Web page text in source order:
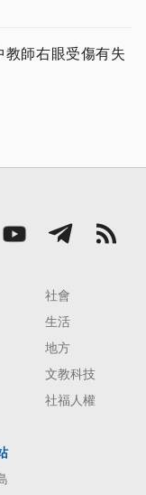
師右眼受傷有失
社會
生活
地方
文教科技
社福人權